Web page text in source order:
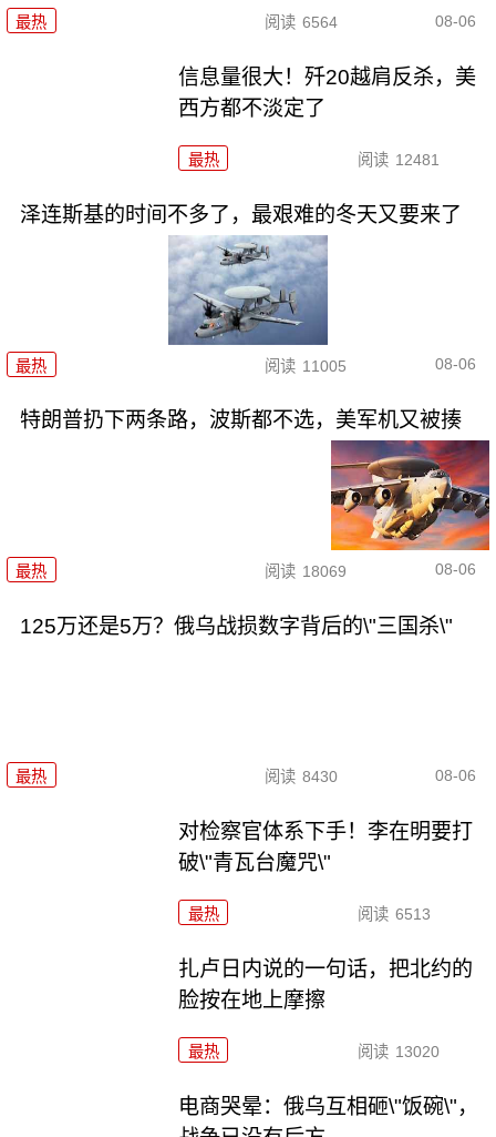
最热 阅读 6564 08-06
信息量很大！歼20越肩反杀，美
西方都不淡定了
最热 阅读 12481
泽连斯基的时间不多了，最艰难的冬天又要来了
最热 阅读 11005 08-06
特朗普扔下两条路，波斯都不选，美军机又被揍
最热 阅读 18069 08-06
125万还是5万？俄乌战损数字背后的\"三国杀\"
最热 阅读 8430 08-06
对检察官体系下手！李在明要打
破\"青瓦台魔咒\"
最热 阅读 6513
扎卢日内说的一句话，把北约的
脸按在地上摩擦
最热 阅读 13020
电商哭晕：俄乌互相砸\"饭碗\"，